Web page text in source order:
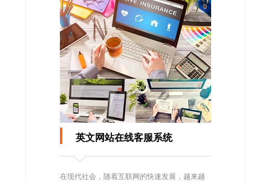
英文网站在线客服系统
在现代社会，随着互联网的快速发展，越来越